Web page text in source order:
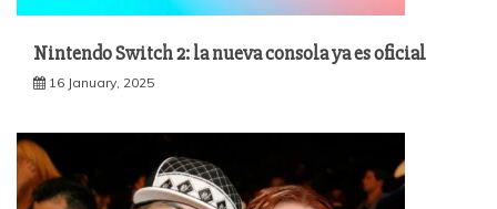
Nintendo Switch 2: la nueva consola ya es oficial
16 January, 2025